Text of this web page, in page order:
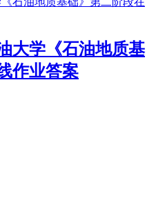
大学《石油地质基
作业答案